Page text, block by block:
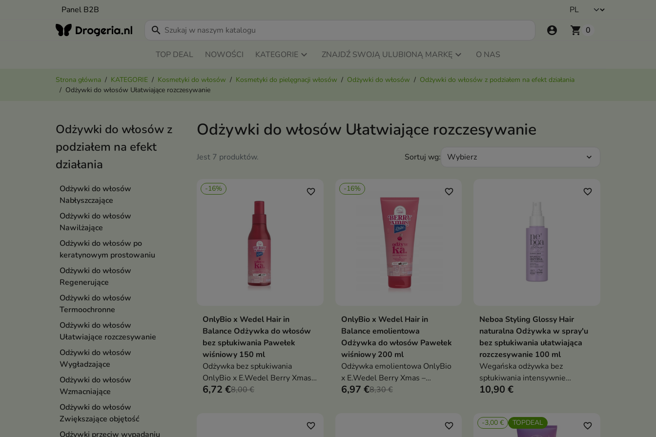
Panel B2B
search account_circle shopping_cart 0
TOP DEAL NOWOŚCI KATEGORIE ZNAJDŹ SWOJĄ ULUBIONĄ MARKĘ O NAS
Strona główna KATEGORIE Kosmetyki do włosów Kosmetyki do pielęgnacji włosów Odżywki do włosów
Odżywki do włosów z podziałem na efekt działania
Odżywki do włosów Ułatwiające rozczesywanie
Odżywki do włosów z
podziałem na efekt
działania
Odżywki do włosów
Nabłyszczające
Odżywki do włosów
Nawilżające
Odżywki do włosów po
keratynowym prostowaniu
Odżywki do włosów
Regenerujące
Odżywki do włosów
Termoochronne
Odżywki do włosów
Ułatwiające rozczesywanie
Odżywki do włosów
Wygładzające
Odżywki do włosów
Wzmacniające
Odżywki do włosów
Zwiększające objętość
Odżywki przeciw wypadaniu
Odżywki do włosów Ułatwiające rozczesywanie
Jest 7 produktów. Sortuj wg: Wybierz expand_more
-16%
Dodaj do koszyka
favorite_border
OnlyBio x Wedel Hair in
Balance Odżywka do włosów
bez spłukiwania Pawełek
wiśniowy 150 ml
Odżywka bez spłukiwania
OnlyBio x E.Wedel Berry Xmas –
Pawełek Wiśniowy
6,72 €8,00 €
-16%
Dodaj do koszyka
favorite_border
OnlyBio x Wedel Hair in
Balance emolientowa
Odżywka do włosów Pawełek
wiśniowy 200 ml
Odżywka emolientowa OnlyBio
x E.Wedel Berry Xmas –
Pawełek Wiśniowy |
6,97 €8,30 €
Dodaj do koszyka
favorite_border
Neboa Styling Glossy Hair
naturalna Odżywka w spray'u
bez spłukiwania ułatwiająca
rozczesywanie 100 ml
Wegańska odżywka bez
spłukiwania intensywnie
nawilża, wygładza i ułatwia
bez obciążenia
10,90 €
favorite_border favorite_border -3,00 € TOPDEAL favorite_border